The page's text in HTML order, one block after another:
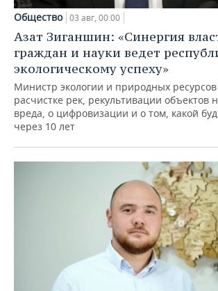
Общество 03 авг, 00:00
Азат Зиганшин: «Синергия
граждан и науки ведет
экологическому успеху»
Министр экологии и природных
расчистке рек, рекультивации объектов
вреда, о цифровизации и о том, какой
через 10 лет